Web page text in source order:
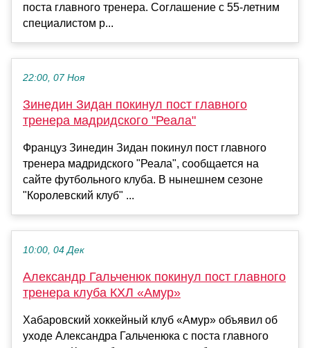
поста главного тренера. Соглашение с 55-летним
специалистом р...
22:00, 07 Ноя
Зинедин Зидан покинул пост главного
тренера мадридского "Реала"
Француз Зинедин Зидан покинул пост главного
тренера мадридского "Реала", сообщается на
сайте футбольного клуба. В нынешнем сезоне
"Королевский клуб" ...
10:00, 04 Дек
Александр Гальченюк покинул пост главного
тренера клуба КХЛ «Амур»
Хабаровский хоккейный клуб «Амур» объявил об
уходе Александра Гальченюка с поста главного